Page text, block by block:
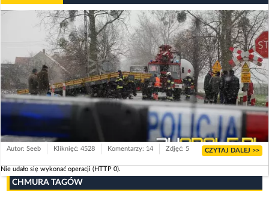
Autor: Seeb Kliknięć: 4528 Komentarzy: 14 Zdjęć: 5 CZYTAJ DALEJ >>
Nie udało się wykonać operacji (HTTP 0).
CHMURA TAGÓW